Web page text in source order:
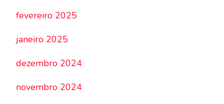
fevereiro 2025
janeiro 2025
dezembro 2024
novembro 2024